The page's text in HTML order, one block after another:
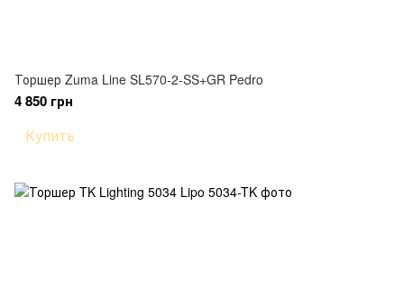
Торшер Zuma Line SL570-2-SS+GR Pedro
4 850 грн
Купить